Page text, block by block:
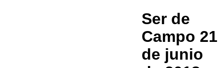
Ser de
Campo 21
de junio